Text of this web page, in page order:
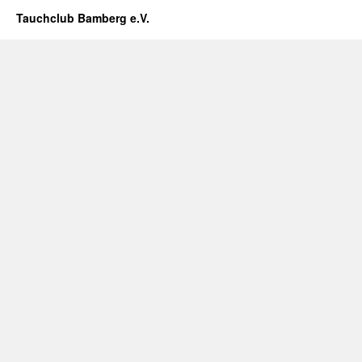
Tauchclub Bamberg e.V.